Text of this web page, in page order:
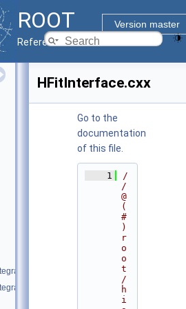
ROOT
Version master
Reference Guide
HFitInterface.cxx
Go to the
documentation
of this file.
    1
/
/
@
(
#
)
r
o
o
t
/
h
i